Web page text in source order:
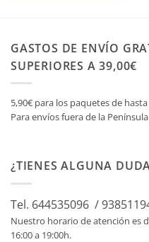
GASTOS DE ENVÍO
SUPERIORES A 39,00€
5,90€ para los paquetes de
Para envíos fuera de la
¿TIENES ALGUNA
Tel. 644535096 /
Nuestro horario de atención es
16:00 a 19:00h.